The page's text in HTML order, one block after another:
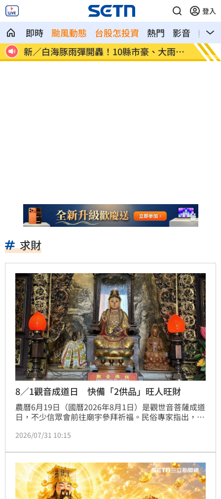
登入
即時 颱風動態 台股怎投資 熱門 影音
熱搜
特
林佳龍：熊本震災台灣捐款已逾2億 日本
求財
8／1觀音成道日 快備「2供品」旺人旺財
農曆6月19日（國曆2026年8月1日）是觀世音菩薩成道
日，不少信眾會前往廟宇參拜祈福。民俗專家指出，這
腐與蔬菜更分別象徵「頭富」、「舒適」，有旺人又旺
嗣、健康、智慧及事業等4大願望。
2026/07/31 10:15